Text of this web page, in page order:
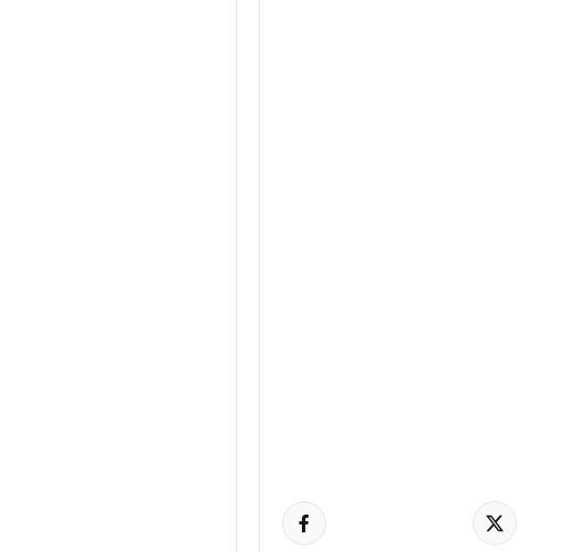
NACIONALES